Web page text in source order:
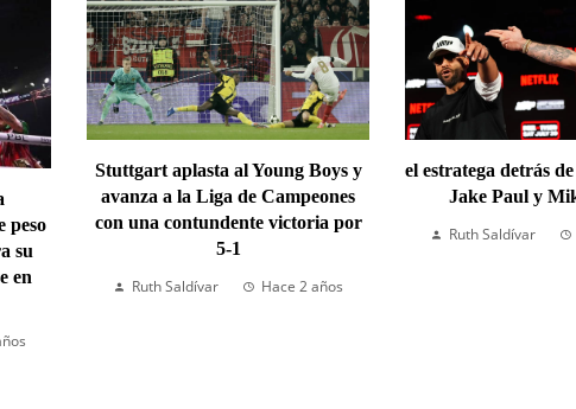
peso
su
en
Stuttgart aplasta al Young Boys y
avanza a la Liga de Campeones
con una contundente victoria por
5-1
Ruth Saldívar
Hace 2 años
el estratega detrás
Jake Paul y
Ruth Saldívar